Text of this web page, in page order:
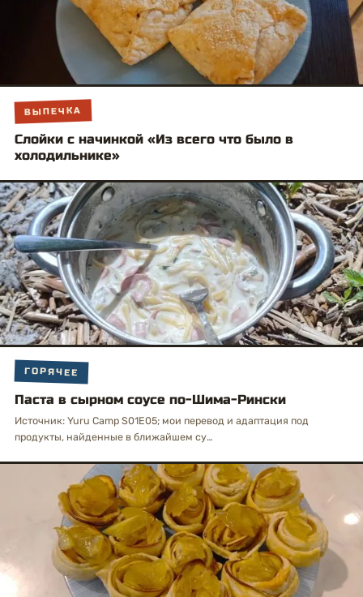
ВЫПЕЧКА
Слойки с начинкой «Из всего что было в
холодильнике»
ГОРЯЧЕЕ
Паста в сырном соусе по-Шима-Рински
Источник: Yuru Camp S01E05; мои перевод и адаптация под
продукты, найденные в ближайшем су…